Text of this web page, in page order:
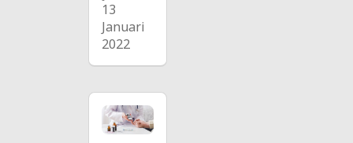
13
Januari
2022